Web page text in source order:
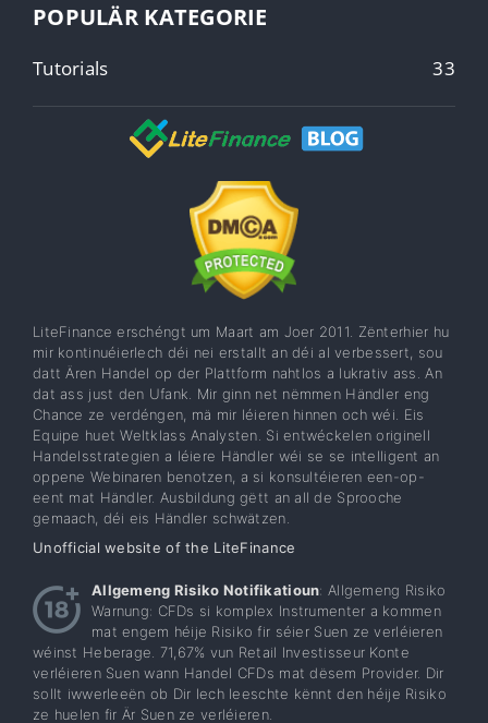
POPULÄR KATEGORIE
Tutorials 33
LiteFinance erschéngt um Maart am Joer 2011. Zënterhier hu
mir kontinuéierlech déi nei erstallt an déi al verbessert, sou
datt Ären Handel op der Plattform nahtlos a lukrativ ass. An
dat ass just den Ufank. Mir ginn net nëmmen Händler eng
Chance ze verdéngen, mä mir léieren hinnen och wéi. Eis
Equipe huet Weltklass Analysten. Si entwéckelen originell
Handelsstrategien a léiere Händler wéi se se intelligent an
oppene Webinaren benotzen, a si konsultéieren een-op-
eent mat Händler. Ausbildung gëtt an all de Sprooche
gemaach, déi eis Händler schwätzen.
Unofficial website of the LiteFinance
Allgemeng Risiko Notifikatioun: Allgemeng Risiko
Warnung: CFDs si komplex Instrumenter a kommen
mat engem héije Risiko fir séier Suen ze verléieren
wéinst Heberage. 71,67% vun Retail Investisseur Konte
verléieren Suen wann Handel CFDs mat dësem Provider. Dir
sollt iwwerleeën ob Dir Iech leeschte kënnt den héije Risiko
ze huelen fir Är Suen ze verléieren.